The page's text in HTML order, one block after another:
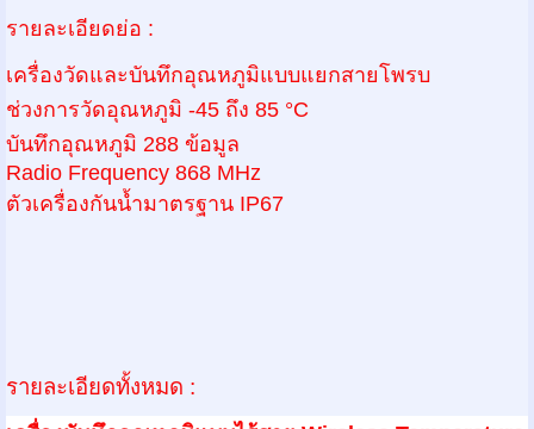
รายละเอียดย่อ :
เครื่องวัดและบันทึกอุณหภูมิแบบแยกสายโพรบ
ช่วงการวัดอุณหภูมิ -45 ถึง 85 °C
บันทึกอุณหภูมิ 288 ข้อมูล
Radio Frequency 868 MHz
ตัวเครื่องกันน้ำมาตรฐาน IP67
รายละเอียดทั้งหมด :